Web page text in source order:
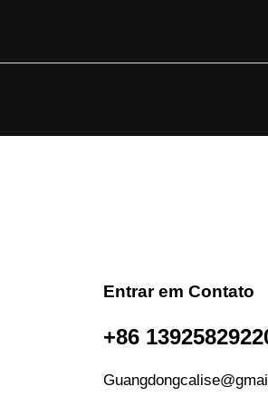
Entrar em Contato
+86